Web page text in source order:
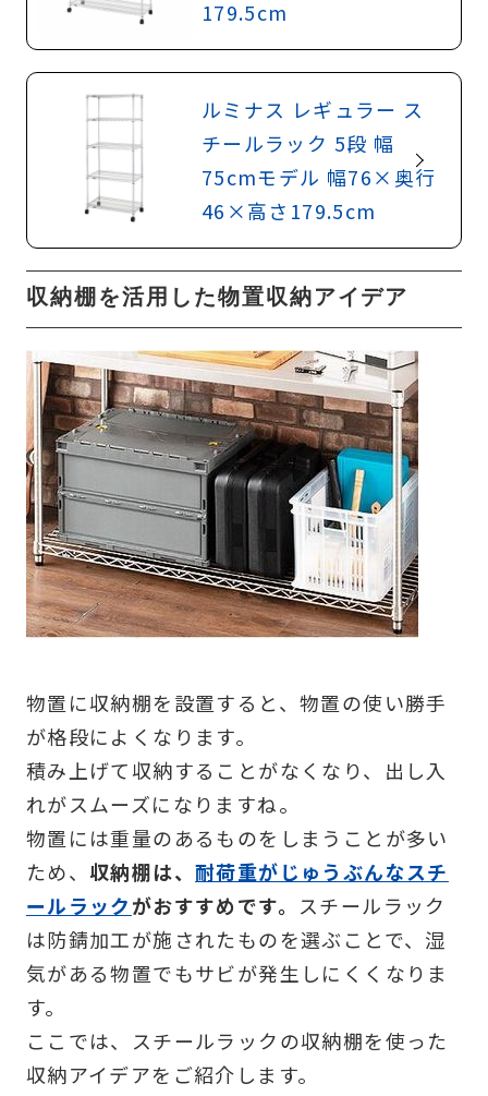
179.5cm
ルミナス レギュラー ス
チールラック 5段 幅
75cmモデル 幅76×奥行
46×高さ179.5cm
収納棚を活用した物置収納アイデア
物置に収納棚を設置すると、物置の使い勝手
が格段によくなります。
積み上げて収納することがなくなり、出し入
れがスムーズになりますね。
物置には重量のあるものをしまうことが多い
ため、収納棚は、耐荷重がじゅうぶんなスチ
ールラックがおすすめです。 スチールラック
は防錆加工が施されたものを選ぶことで、湿
気がある物置でもサビが発生しにくくなりま
す。
ここでは、スチールラックの収納棚を使った
収納アイデアをご紹介します。